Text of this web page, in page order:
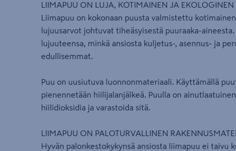
LIIMAPUU ON LUJA, KOTIMAINEN JA EKOLOGINEN
Liimapuu on kokonaan puusta valmistettu
lujuusarvot johtuvat tiheäsyisestä puuraaka-
lujuuteensa, minkä ansiosta kuljetus-, asennus- ja
edullisemmat.
Puu on uusiutuva luonnonmateriaali. Käyttämällä
pienennetään hiilijalanjälkeä. Puulla on
hiilidioksidia ja varastoida sitä.
LIIMAPUU ON PALOTURVALLINEN
Hyvän palonkestokykynsä ansiosta liimapuu ei taivu